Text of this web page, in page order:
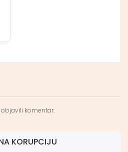
komentar.
KORUPCIJU